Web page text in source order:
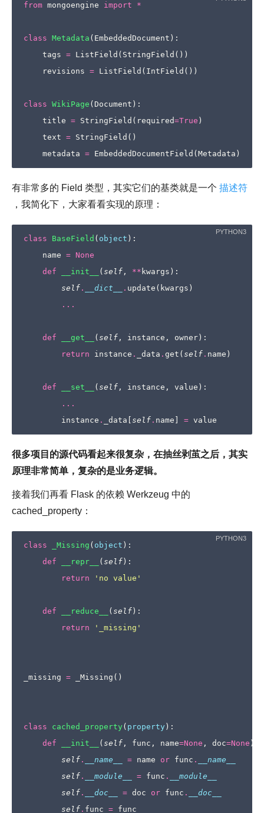
from mongoengine import *
class Metadata ( EmbeddedDocument ):
tags = ListField ( StringField ())
revisions = ListField ( IntField ())
class WikiPage ( Document ):
title = StringField ( required=True )
text = StringField ()
metadata = EmbeddedDocumentField ( Metadata )
有非常多的 Field 类型，其实它们的基类就是一个 描述符
，我简化下，大家看看实现的原理：
class BaseField ( object ):
name = None
def
__init__ ( self , ** kwargs ):
self . __dict__ . update ( kwargs )
...
def __get__ ( self , instance , owner ):
return
instance . _data . get ( self . name )
def __set__ ( self , instance , value ):
...
instance . _data self . name = value
很多项目的源代码看起来很复杂，在抽丝剥茧之后，其实
原理非常简单，复杂的是业务逻辑。
接着我们再看 Flask 的依赖 Werkzeug 中的
cached_property：
class _Missing ( object ):
def
__repr__ ( self ):
return
'no value'
def __reduce__ ( self ):
return
'_missing'
_missing = _Missing ()
class cached_property ( property ):
def
__init__ ( self , func , name=None , doc=None ):
self . __name__ = name or func .
__name__
self . __module__ = func .
__module__
self . __doc__ = doc or func .
__doc__
self . func = func